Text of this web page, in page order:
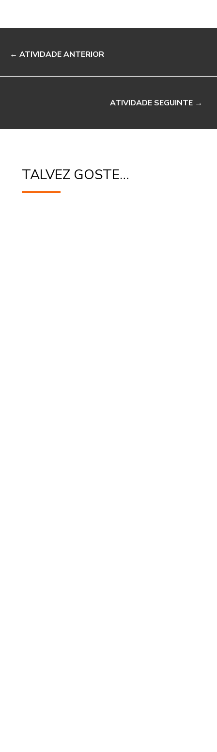
← ATIVIDADE ANTERIOR
ATIVIDADE SEGUINTE →
TALVEZ GOSTE…